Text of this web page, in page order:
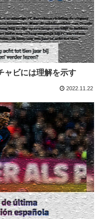
ャビには理解を示す
2022.11.22